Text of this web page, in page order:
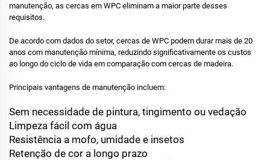
manutenção, as cercas em WPC eliminam a maior parte desses
requisitos.
De acordo com dados do setor, cercas de WPC podem durar mais de 20
anos com manutenção mínima, reduzindo significativamente os custos
ao longo do ciclo de vida em comparação com cercas de madeira.
Principais vantagens de manutenção incluem:
Sem necessidade de pintura, tingimento ou vedação
Limpeza fácil com água
Resistência a mofo, umidade e insetos
Retenção de cor a longo prazo